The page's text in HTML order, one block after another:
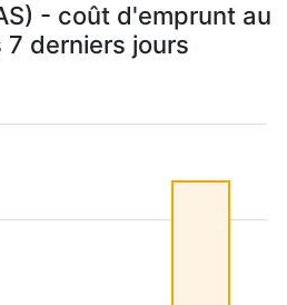
- coût d'emprunt au
7 derniers jours